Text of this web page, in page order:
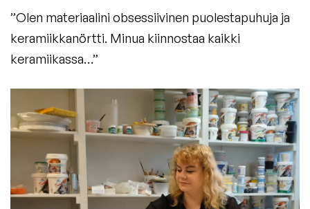
”Olen materiaalini obsessiivinen puolestapuhuja ja
keramiikkanörtti. Minua kiinnostaa kaikki
keramiikassa…”